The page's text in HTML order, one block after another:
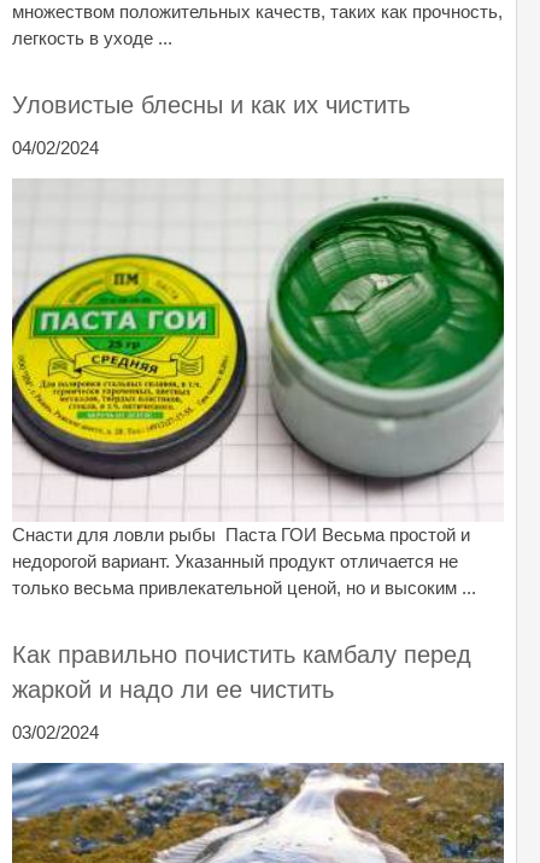
множеством положительных качеств, таких как прочность,
легкость в уходе ...
Уловистые блесны и как их чистить
04/02/2024
Снасти для ловли рыбы Паста ГОИ Весьма простой и
недорогой вариант. Указанный продукт отличается не
только весьма привлекательной ценой, но и высоким ...
Как правильно почистить камбалу перед
жаркой и надо ли ее чистить
03/02/2024